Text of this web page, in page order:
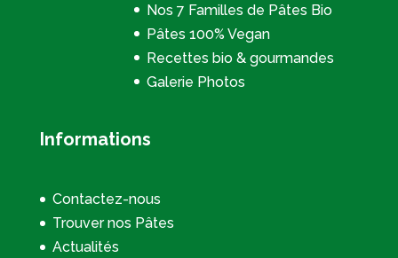
Nos 7 Familles de Pâtes Bio
Pâtes 100% Vegan
Recettes bio & gourmandes
Galerie Photos
Informations
Contactez-nous
Trouver nos Pâtes
Actualités